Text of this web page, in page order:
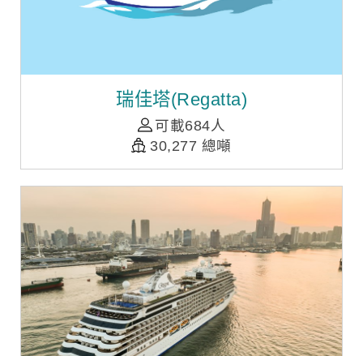
瑞佳塔(Regatta)
可載684人
30,277 總噸